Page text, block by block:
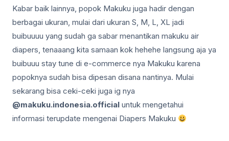
Kabar baik lainnya, popok Makuku juga hadir dengan
berbagai ukuran, mulai dari ukuran S, M, L, XL jadi
buibuuuu yang sudah ga sabar menantikan makuku air
diapers, tenaaang kita samaan kok hehehe langsung aja ya
buibuuu stay tune di e-commerce nya Makuku karena
popoknya sudah bisa dipesan disana nantinya. Mulai
sekarang bisa ceki-ceki juga ig nya
@makuku.indonesia.official untuk mengetahui
informasi terupdate mengenai Diapers Makuku